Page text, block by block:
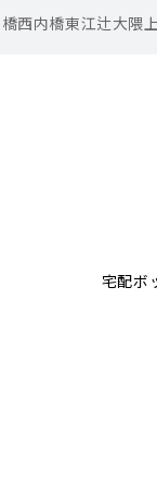
西内橋東江辻大隈
宅配ボ